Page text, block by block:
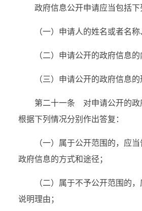
政府信息公开申请应当包括下
（一）申请人的姓名或者名称
（二）申请公开的政府信息的
（三）申请公开的政府信息的
第二十一条 对申请公开的政
根据下列情况分别作出答复：
（一）属于公开范围的，应当
政府信息的方式和途径；
（二）属于不予公开范围的，
说明理由；